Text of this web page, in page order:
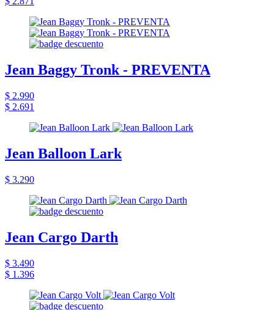
Jean Baggy Tronk - PREVENTA
$ 2.990
$ 2.691
Jean Balloon Lark
$ 3.290
Jean Cargo Darth
$ 3.490
$ 1.396